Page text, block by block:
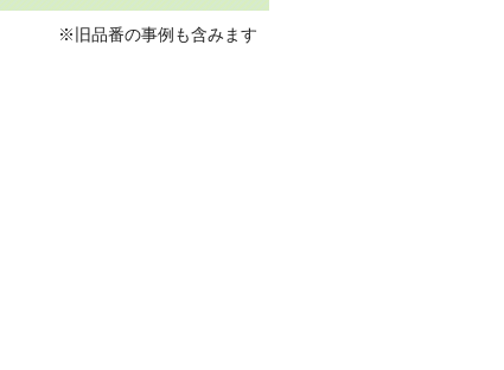
※旧品番の事例も含みます